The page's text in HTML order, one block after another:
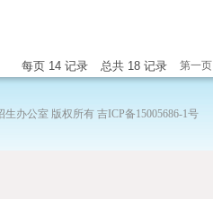
每页 14记录 总共 18记录 第一页
办公室 版权所有 吉ICP备15005686-1号